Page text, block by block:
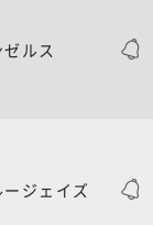
ゼルス
ージェイズ